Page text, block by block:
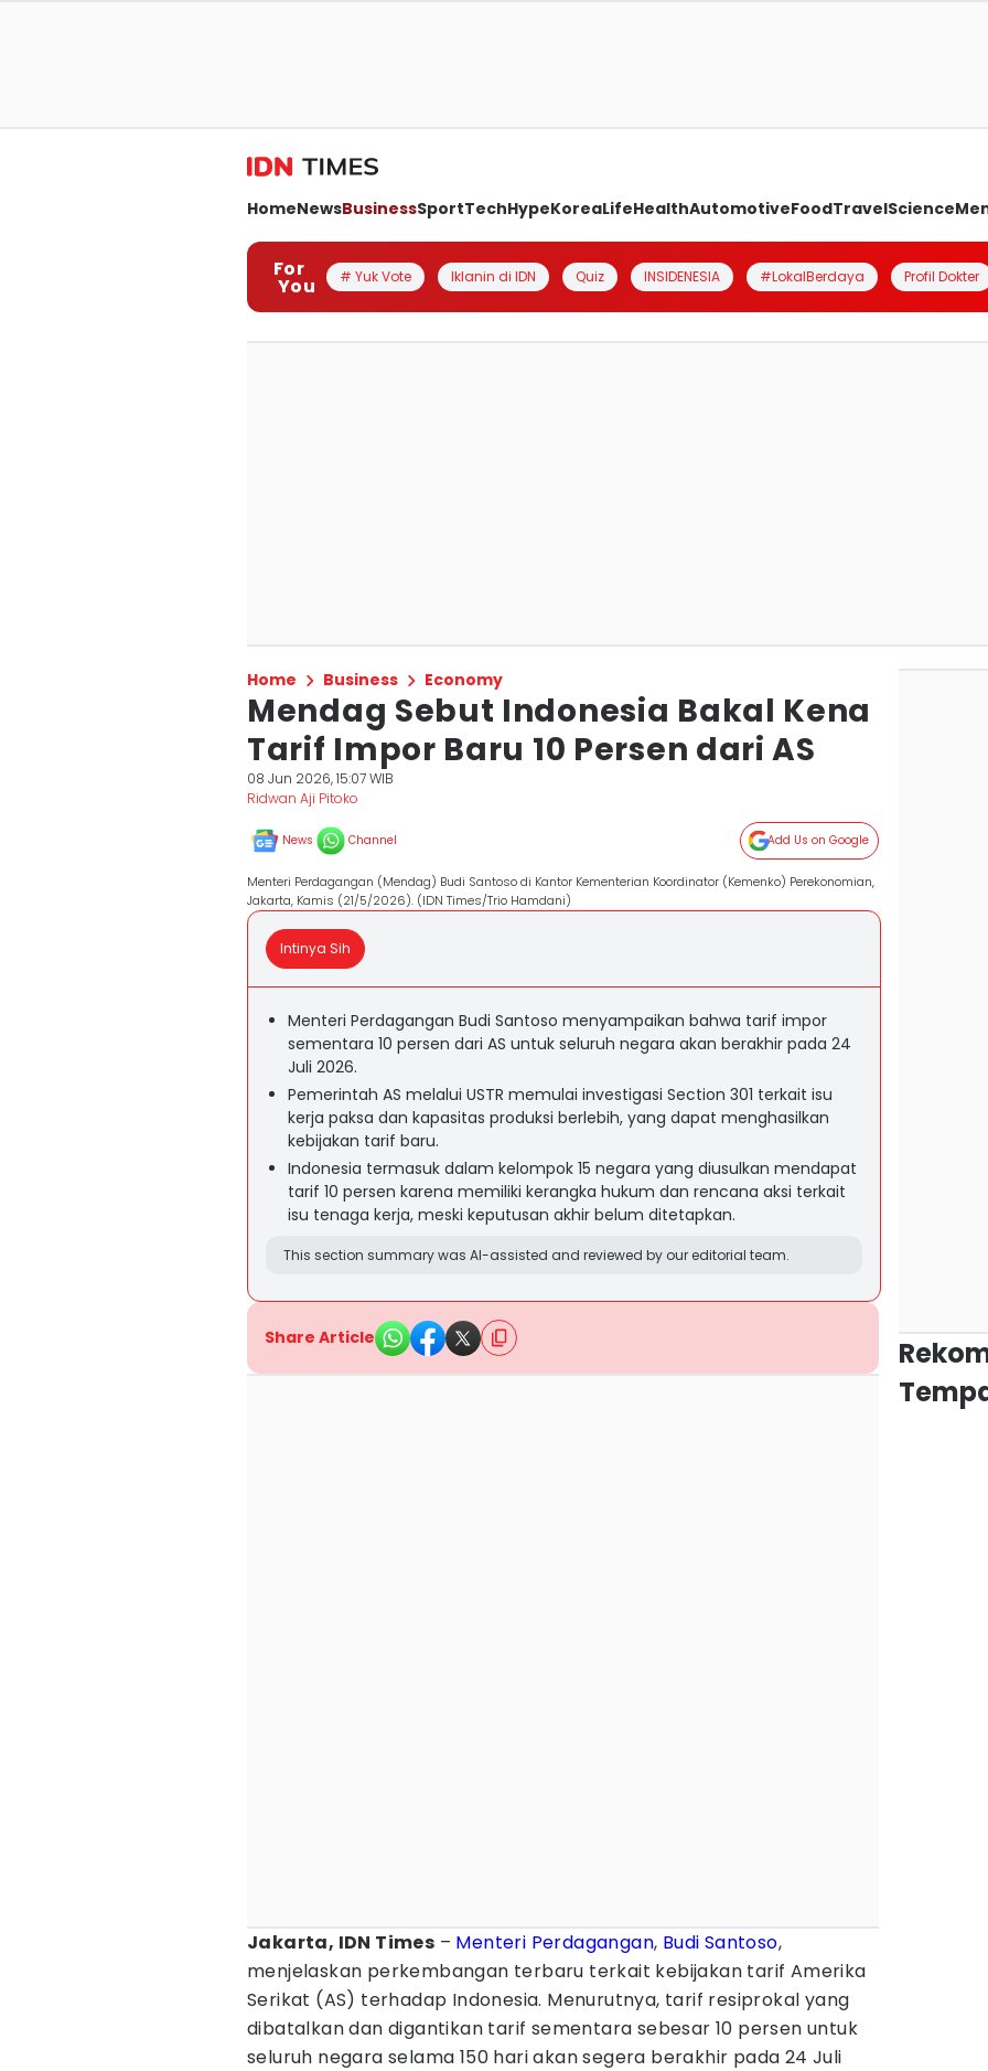
HomeNewsBusinessSportTechHypeKoreaLifeHealthAutomotiveFoodTravelScience
For
You # Yuk Vote Iklanin di IDN Quiz INSIDENESIA #LokalBerdaya Profil Dokter
Home Business Economy
Mendag Sebut Indonesia Bakal Kena
Tarif Impor Baru 10 Persen dari AS
08 Jun 2026, 15:07 WIB
Ridwan Aji Pitoko
News Channel Add Us on Google
Menteri Perdagangan (Mendag) Budi Santoso di Kantor Kementerian Koordinator (Kemenko) Perekonomian,
Jakarta, Kamis (21/5/2026). (IDN Times/Trio Hamdani)
Intinya Sih
Menteri Perdagangan Budi Santoso menyampaikan bahwa tarif impor
sementara 10 persen dari AS untuk seluruh negara akan berakhir pada 24
Juli 2026.
Pemerintah AS melalui USTR memulai investigasi Section 301 terkait isu
kerja paksa dan kapasitas produksi berlebih, yang dapat menghasilkan
kebijakan tarif baru.
Indonesia termasuk dalam kelompok 15 negara yang diusulkan mendapat
tarif 10 persen karena memiliki kerangka hukum dan rencana aksi terkait
isu tenaga kerja, meski keputusan akhir belum ditetapkan.
This section summary was AI-assisted and reviewed by our editorial team.
Share Article
Jakarta, IDN Times – Menteri Perdagangan, Budi Santoso,
menjelaskan perkembangan terbaru terkait kebijakan tarif Amerika
Serikat (AS) terhadap Indonesia. Menurutnya, tarif resiprokal yang
dibatalkan dan digantikan tarif sementara sebesar 10 persen untuk
seluruh negara selama 150 hari akan segera berakhir pada 24 Juli